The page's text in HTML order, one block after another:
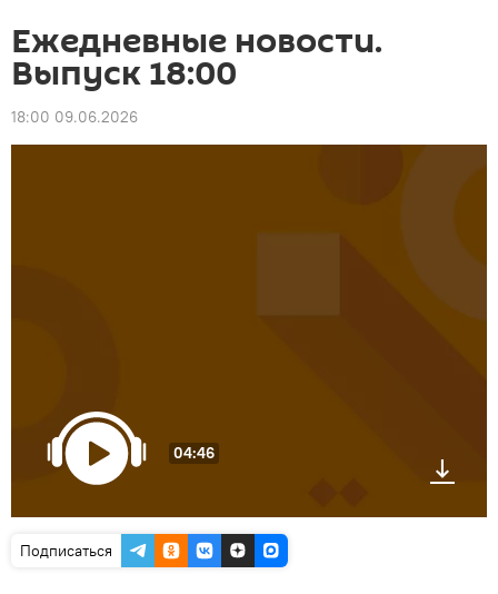
Ежедневные новости.
Выпуск 18:00
18:00 09.06.2026
04:46
Подписаться